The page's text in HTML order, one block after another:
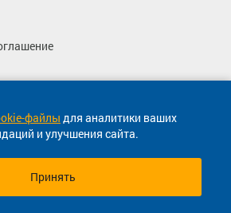
файлы для аналитики ваших
и улучшения сайта.
Принять
Онлайн сервис продажи